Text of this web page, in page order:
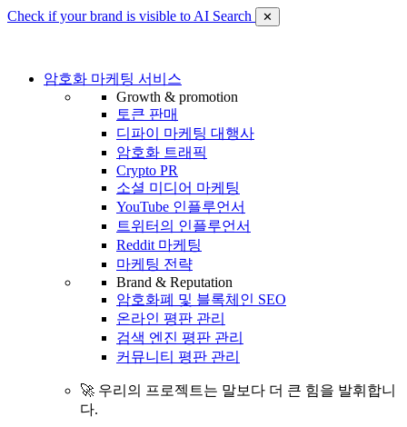
Check if your brand is visible to AI Search ✕
암호화 마케팅 서비스
Growth & promotion
토큰 판매
디파이 마케팅 대행사
암호화 트래픽
Crypto PR
소셜 미디어 마케팅
YouTube 인플루언서
트위터의 인플루언서
Reddit 마케팅
마케팅 전략
Brand & Reputation
암호화폐 및 블록체인 SEO
온라인 평판 관리
검색 엔진 평판 관리
커뮤니티 평판 관리
🚀 우리의 프로젝트는 말보다 더 큰 힘을 발휘합니
다.